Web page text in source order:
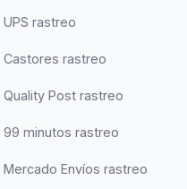
UPS rastreo
Castores rastreo
Quality Post rastreo
99 minutos rastreo
Mercado Envíos rastreo